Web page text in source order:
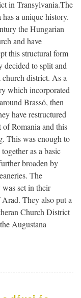
in Transylvania.The
a unique history.
the Hungarian
and have
this structural form
decided to split and
church district. As a
which incorporated
Brassó, then
have restructured
of Romania and this
This was enough to
as a basic
broaden by
The
set in their
They also put a
Church District
Augustana